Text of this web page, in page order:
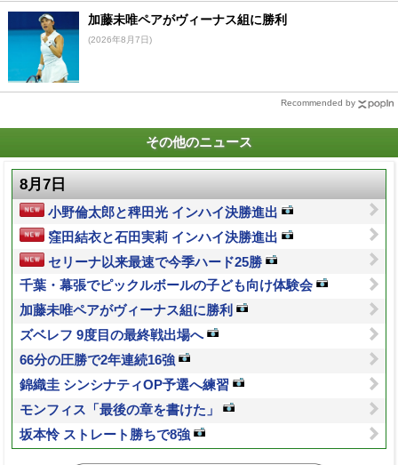
加藤未唯ペアがヴィーナス組に勝利
(2026年8月7日)
Recommended by
その他のニュース
8月7日
小野倫太郎と稗田光 インハイ決勝進出
窪田結衣と石田実莉 インハイ決勝進出
セリーナ以来最速で今季ハード25勝
千葉・幕張でピックルボールの子ども向け体験会
加藤未唯ペアがヴィーナス組に勝利
ズベレフ 9度目の最終戦出場へ
66分の圧勝で2年連続16強
錦織圭 シンシナティOP予選へ練習
モンフィス「最後の章を書けた」
坂本怜 ストレート勝ちで8強